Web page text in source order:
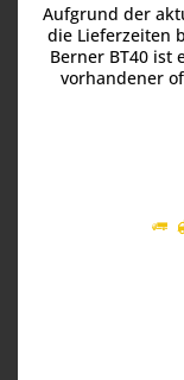
Aufgrund der
die Lieferzeiten
Berner BT40 ist
vorhandener